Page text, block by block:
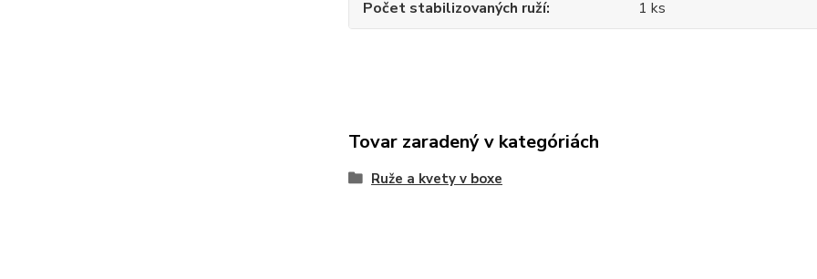
Počet stabilizovaných ruží 1 ks
Tovar zaradený v kategóriách
Ruže a kvety v boxe